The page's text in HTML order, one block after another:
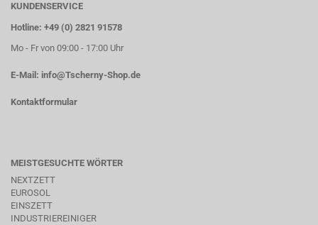
KUNDENSERVICE
Hotline: +49 (0) 2821 91578
Mo - Fr von 09:00 - 17:00 Uhr
E-Mail: info@Tscherny-Shop.de
Kontaktformular
MEISTGESUCHTE WÖRTER
NEXTZETT
EUROSOL
EINSZETT
INDUSTRIEREINIGER